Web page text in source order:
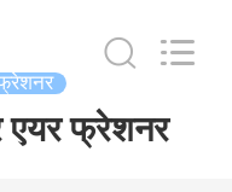
एयर फ्रेशनर